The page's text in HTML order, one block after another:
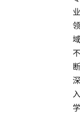
业
领
域
不
断
深
入
学